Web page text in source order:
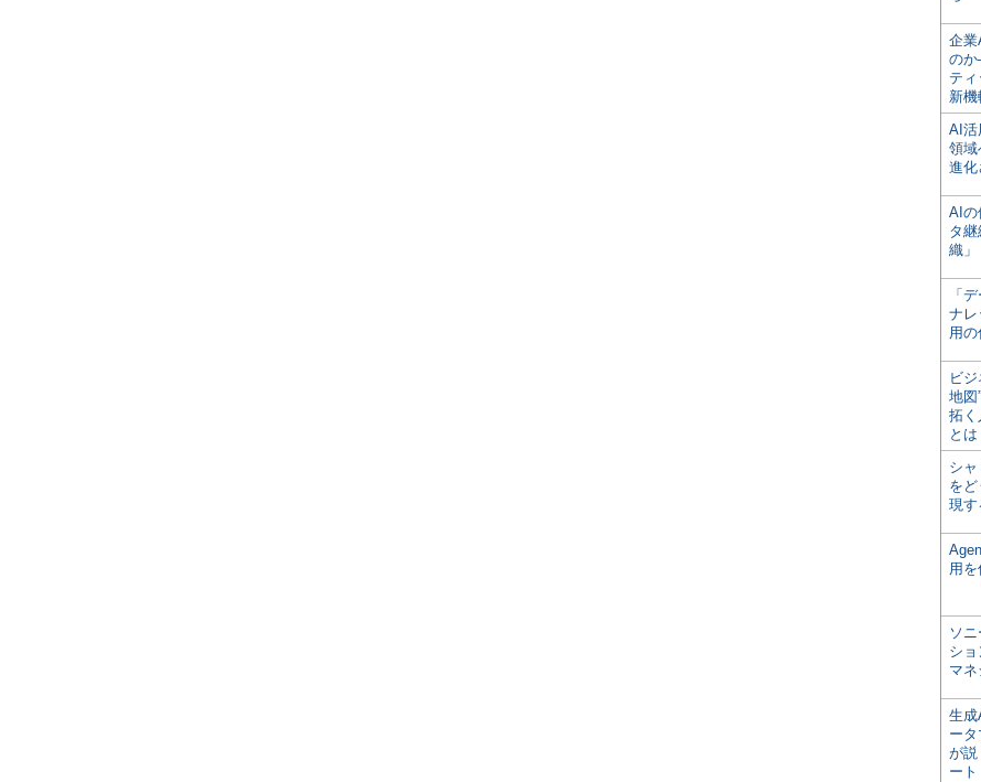
企業
のか
テ
新機
AI活
領域
進化
AIの
タ
織」
「
ナレ
用の
ビ
地図
拓く
とは
シ
を
現す
用
ソ
シ
マネ
生成
ー
が説
ート